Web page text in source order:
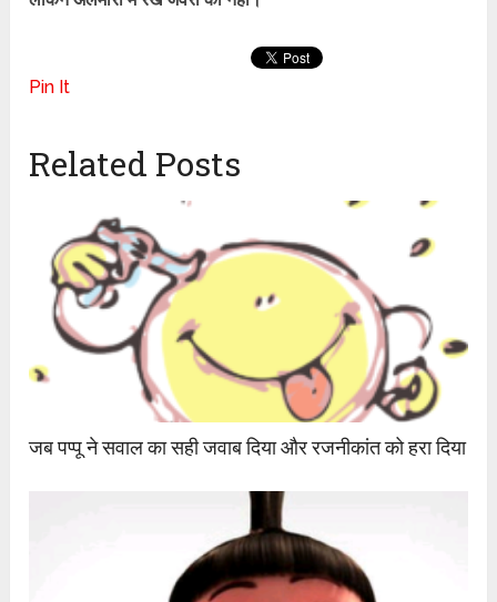
Pin It
Related Posts
जब पप्पू ने सवाल का सही जवाब दिया और रजनीकांत को हरा दिया